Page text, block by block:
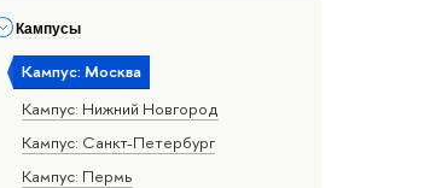
Кампусы
Кампус: Москва
Кампус: Нижний Новгород
Кампус: Санкт-Петербург
Кампус: Пермь